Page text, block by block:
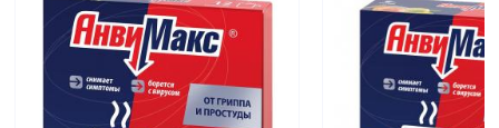
10 мг, ароматизатор лимонный - 200 мг.
Порошок для приготовления раствора для приема
внутрь со вкусом лимона и меда:
Действующие вещества:Парацетамол - 500,0 мг,